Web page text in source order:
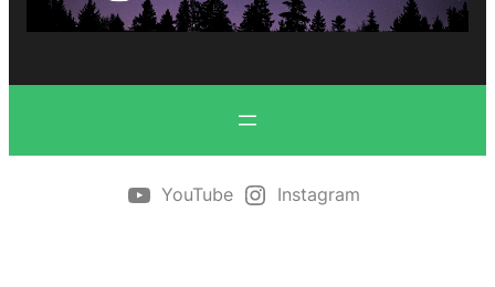
YouTube Instagram